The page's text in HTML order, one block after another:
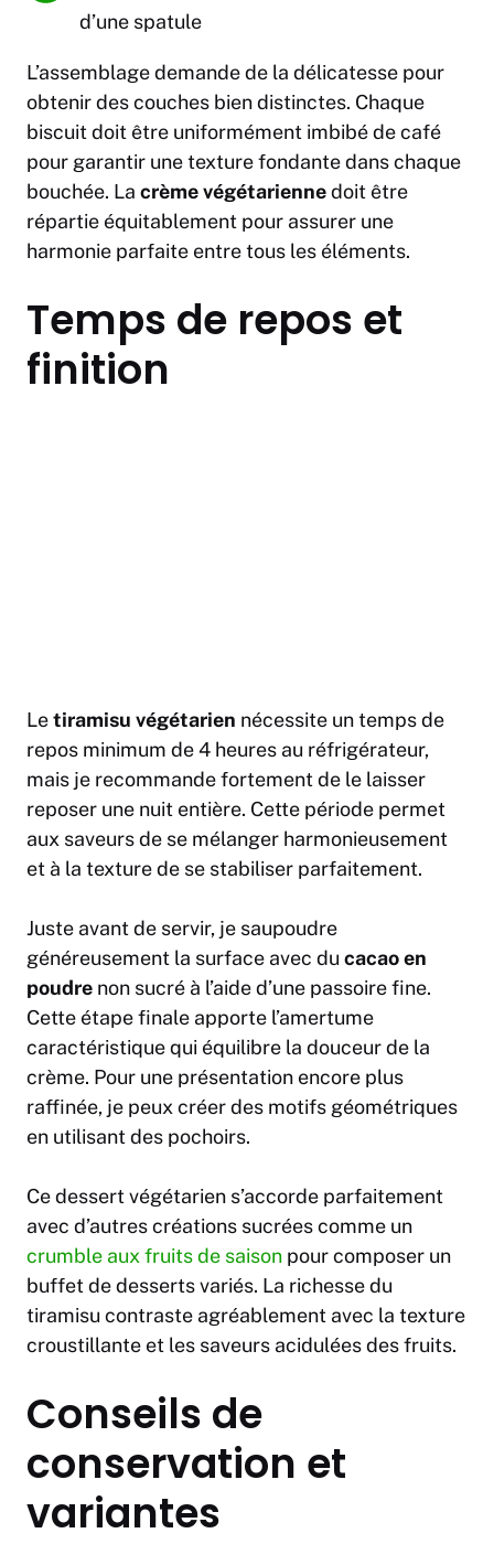
d’une spatule
L’assemblage demande de la délicatesse pour
obtenir des couches bien distinctes. Chaque
biscuit doit être uniformément imbibé de café
pour garantir une texture fondante dans chaque
bouchée. La crème végétariennedoit être
répartie équitablement pour assurer une
harmonie parfaite entre tous les éléments.
Temps de repos et
finition
Letiramisu végétarien nécessite un temps de
repos minimum de 4 heures au réfrigérateur,
mais je recommande fortement de le laisser
reposer une nuit entière. Cette période permet
aux saveurs de se mélanger harmonieusement
et à la texture de se stabiliser parfaitement.
Juste avant de servir, je saupoudre
généreusement la surface avec du cacao en
poudre non sucré à l’aide d’une passoire fine.
Cette étape finale apporte l’amertume
caractéristique qui équilibre la douceur de la
crème. Pour une présentation encore plus
raffinée, je peux créer des motifs géométriques
en utilisant des pochoirs.
Ce dessert végétarien s’accorde parfaitement
avec d’autres créations sucrées comme un
crumble aux fruits de saison pour composer un
buffet de desserts variés. La richesse du
tiramisu contraste agréablement avec la texture
croustillante et les saveurs acidulées des fruits.
Conseils de
conservation et
variantes